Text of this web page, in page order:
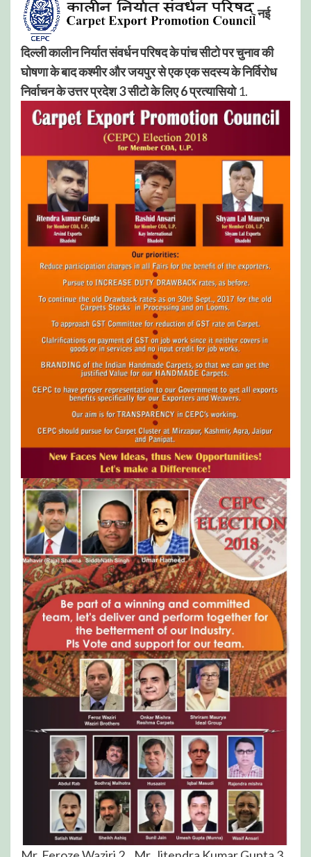
नई
दिल्ली कालीन निर्यात संवर्धन परिषद के पांच सीटो पर चुनाव की
घोषणा के बाद कश्मीर और जयपुर से एक एक सदस्य के निर्विरोध
निर्वाचन के उत्तर प्रदेश 3 सीटो के लिए 6 प्रत्यासियो1.